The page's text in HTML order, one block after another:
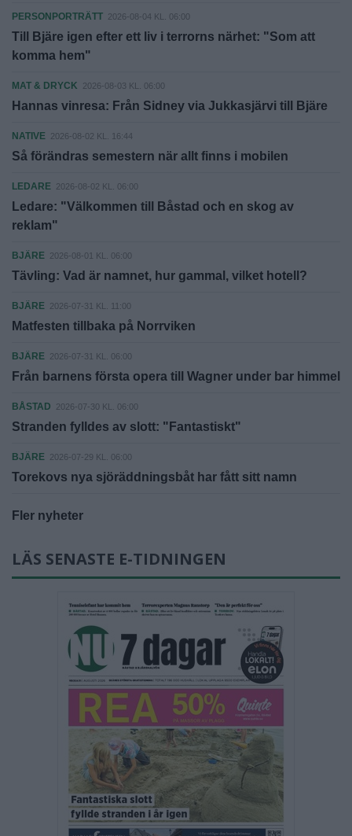
PERSONPORTRÄTT 2026-08-04 KL. 06:00
Till Bjäre igen efter ett liv i terrorns närhet: "Som att
komma hem"
MAT & DRYCK 2026-08-03 KL. 06:00
Hannas vinresa: Från Sidney via Jukkasjärvi till Bjäre
NATIVE 2026-08-02 KL. 16:44
Så förändras semestern när allt finns i mobilen
LEDARE 2026-08-02 KL. 06:00
Ledare: "Välkommen till Båstad och en skog av
reklam"
BJÄRE 2026-08-01 KL. 06:00
Tävling: Vad är namnet, hur gammal, vilket hotell?
BJÄRE 2026-07-31 KL. 11:00
Matfesten tillbaka på Norrviken
BJÄRE 2026-07-31 KL. 06:00
Från barnens första opera till Wagner under bar himmel
BÅSTAD 2026-07-30 KL. 06:00
Stranden fylldes av slott: "Fantastiskt"
BJÄRE 2026-07-29 KL. 06:00
Torekovs nya sjöräddningsbåt har fått sitt namn
Fler nyheter
LÄS SENASTE E-TIDNINGEN